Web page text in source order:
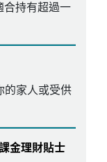
合持有超過一
的家人或受供
金理財貼士